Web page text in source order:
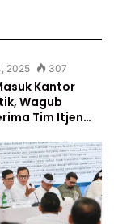
2025 307
Kantor
Wagub
Tim Itjen…